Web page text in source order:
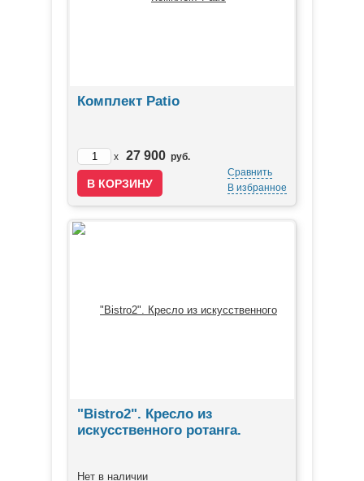
Комплект Patio
x 27 900 руб.
Сравнить
В избранное
"Bistro2". Кресло из
искусственного ротанга.
Нет в наличии